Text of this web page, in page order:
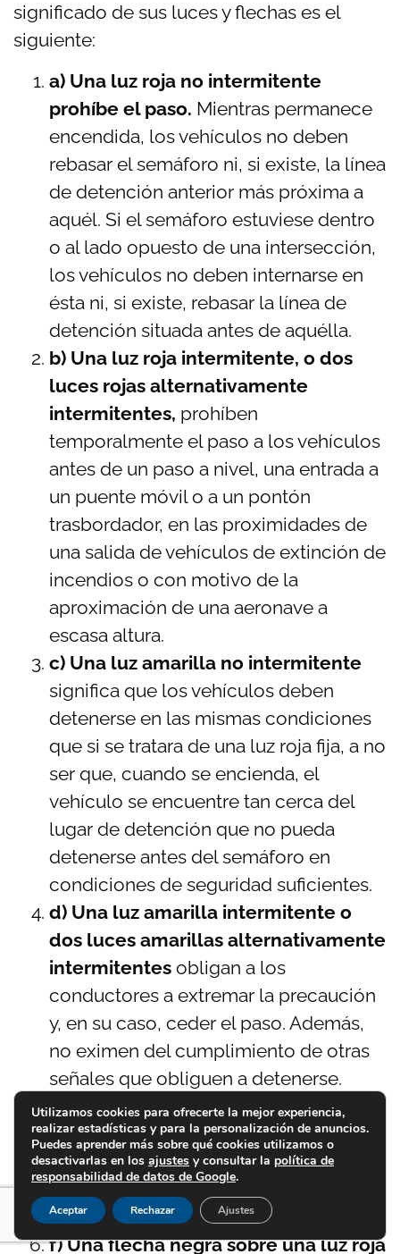
significado de sus luces y flechas es el
siguiente:
a) Una luz roja no intermitente
prohíbe el paso. Mientras permanece
encendida, los vehículos no deben
rebasar el semáforo ni, si existe, la línea
de detención anterior más próxima a
aquél. Si el semáforo estuviese dentro
o al lado opuesto de una intersección,
los vehículos no deben internarse en
ésta ni, si existe, rebasar la línea de
detención situada antes de aquélla.
b) Una luz roja intermitente, o dos
luces rojas alternativamente
intermitentes, prohíben
temporalmente el paso a los vehículos
antes de un paso a nivel, una entrada a
un puente móvil o a un pontón
trasbordador, en las proximidades de
una salida de vehículos de extinción de
incendios o con motivo de la
aproximación de una aeronave a
escasa altura.
c) Una luz amarilla no intermitente
significa que los vehículos deben
detenerse en las mismas condiciones
que si se tratara de una luz roja fija, a no
ser que, cuando se encienda, el
vehículo se encuentre tan cerca del
lugar de detención que no pueda
detenerse antes del semáforo en
condiciones de seguridad suficientes.
d) Una luz amarilla intermitente o
dos luces amarillas alternativamente
intermitentes obligan a los
conductores a extremar la precaución
y, en su caso, ceder el paso. Además,
no eximen del cumplimiento de otras
señales que obliguen a detenerse.
e) Una luz verde no intermitente
significa que está permitido el paso
con prioridad, excepto en los
supuestos a que se refiere el artículo
59.1.
f) Una flecha negra sobre una luz roja
Utilizamos cookies para ofrecerte la mejor experiencia,
realizar estadísticas y para la personalización de anuncios.
Puedes aprender más sobre qué cookies utilizamos o
desactivarlas en los ajustes y consultar la política de
responsabilidad de datos de Google.
Aceptar Rechazar Ajustes